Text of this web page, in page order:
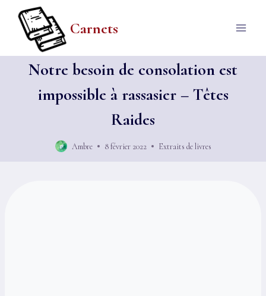
contenu
Carnets
Notre besoin de consolation est
impossible à rassasier – Têtes
Raides
Ambre 8 février 2022 Extraits de livres